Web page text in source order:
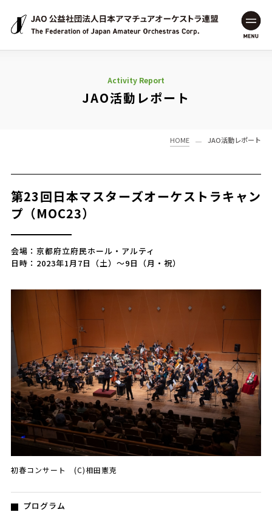
MENU
Activity Report
JAO活動レポート
HOME JAO活動レポート
第23回日本マスターズオーケストラキャン
プ（MOC23）
会場：京都府立府民ホール・アルティ
日時：2023年1月7日（土）～9日（月・祝）
初春コンサート (C)相田憲克
プログラム